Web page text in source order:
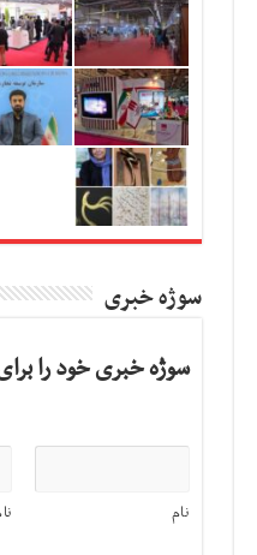
سوژه خبری
سوژه خبری خود را
نام